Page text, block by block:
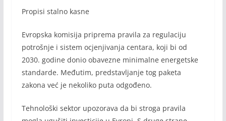
Propisi stalno kasne
Evropska komisija priprema pravila za regulaciju
potrošnje i sistem ocjenjivanja centara, koji bi od
2030. godine donio obavezne minimalne energetske
standarde. Međutim, predstavljanje tog paketa
zakona već je nekoliko puta odgođeno.
Tehnološki sektor upozorava da bi stroga pravila